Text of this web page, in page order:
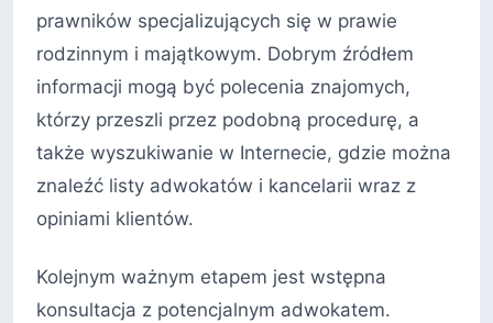
prawników specjalizujących się w prawie
rodzinnym i majątkowym. Dobrym źródłem
informacji mogą być polecenia znajomych,
którzy przeszli przez podobną procedurę, a
także wyszukiwanie w Internecie, gdzie można
znaleźć listy adwokatów i kancelarii wraz z
opiniami klientów.
Kolejnym ważnym etapem jest wstępna
konsultacja z potencjalnym adwokatem.